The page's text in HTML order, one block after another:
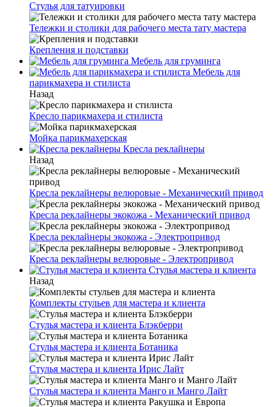
Стулья для татуировки
Тележки и столики для рабочего места тату мастера
Крепления и подставки
Мебель для груминга
Мебель для
парикмахера и стилиста
Назад
Кресло парикмахера и стилиста
Мойка парикмахерская
Кресла реклайнеры
Назад
Кресла реклайнеры велюровые - Механический привод
Кресла реклайнеры экокожа - Механический привод
Кресла реклайнеры экокожа - Электропривод
Кресла реклайнеры велюровые - Электропривод
Стулья мастера и клиента
Назад
Комплекты стульев для мастера и клиента
Стулья мастера и клиента Блэкберри
Стулья мастера и клиента Ботаника
Стулья мастера и клиента Ирис Лайт
Стулья мастера и клиента Манго и Манго Лайт